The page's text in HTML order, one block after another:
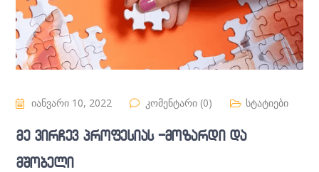
იანვარი 10, 2022 კომენტარი (0) სტატიები
მე ვირჩევ პროფესიას -მოზარდი და
მშობელი